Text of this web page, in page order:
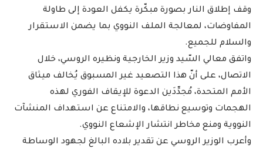
وقف إطلاق النار بصورة مبكّرة يكفل العودة إلى طاولة
المفاوضات، لمعالجة الملف النووي بما يضمن الاستقرار
والسلام للجميع.
واتفق معالي السّيد وزير الخارجية ونظيره الروسي، خلال
الاتصال، على أنّ هذا التصعيد غير المسبوق يُخالف ميثاق
الأمم المتحدة، مُجدِّدَين الدعوة للإيقاف الفوري لهذه
الهجمات وتوسيع نطاقها، والامتناع عن استهداف المنشآت
النووية ومنع مخاطر انتشار الإشعاع النووي.
وأعرب الوزير الروسي عن تقدير بلاده البالغ لجهود الوساطة